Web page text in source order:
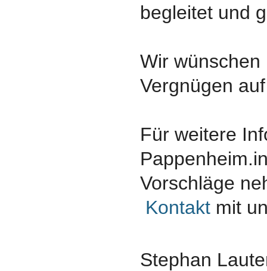
begleitet und
Wir wünschen
Vergnügen
Für weitere
Vorschläge
Kontakt mit
Stephan